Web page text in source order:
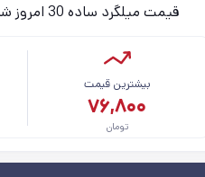
قیمت میلگرد ساده 30 امروز شنبه ۱۷ مرداد در بازه‌ای بین ۶۵,۴۰۰ تا ۷۶,۸۰۰ تومان (بدون احتساب مالیات) قرار دارد.
بیشترین قیمت
۷۶,۸۰۰
تومان